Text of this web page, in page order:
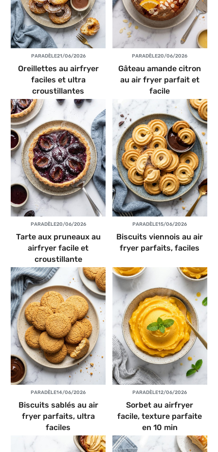
PARADÈLE21/06/2026
Oreillettes au airfryer
faciles et ultra
croustillantes
PARADÈLE20/06/2026
Gâteau amande citron
au air fryer parfait et
facile
PARADÈLE20/06/2026
Tarte aux pruneaux au
airfryer facile et
croustillante
PARADÈLE15/06/2026
Biscuits viennois au air
fryer parfaits, faciles
PARADÈLE14/06/2026
Biscuits sablés au air
fryer parfaits, ultra
faciles
PARADÈLE12/06/2026
Sorbet au airfryer
facile, texture parfaite
en 10 min